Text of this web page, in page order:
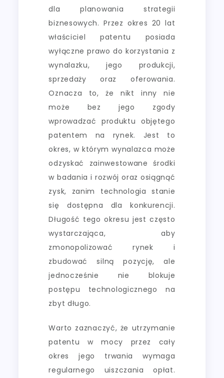
dla planowania strategii
biznesowych. Przez okres 20 lat
właściciel patentu posiada
wyłączne prawo do korzystania z
wynalazku, jego produkcji,
sprzedaży oraz oferowania.
Oznacza to, że nikt inny nie
może bez jego zgody
wprowadzać produktu objętego
patentem na rynek. Jest to
okres, w którym wynalazca może
odzyskać zainwestowane środki
w badania i rozwój oraz osiągnąć
zysk, zanim technologia stanie
się dostępna dla konkurencji.
Długość tego okresu jest często
wystarczająca, aby
zmonopolizować rynek i
zbudować silną pozycję, ale
jednocześnie nie blokuje
postępu technologicznego na
zbyt długo.
Warto zaznaczyć, że utrzymanie
patentu w mocy przez cały
okres jego trwania wymaga
regularnego uiszczania opłat.